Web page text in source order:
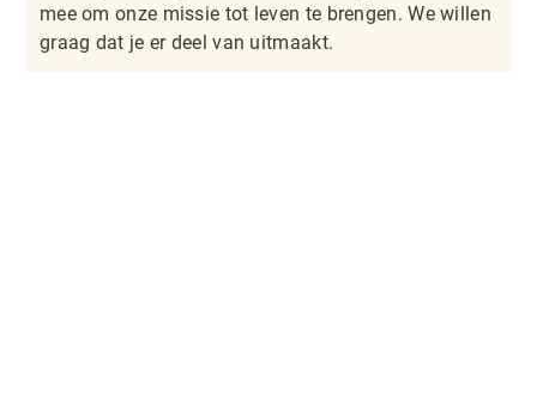
mee om onze missie tot leven te brengen. We willen
graag dat je er deel van uitmaakt.